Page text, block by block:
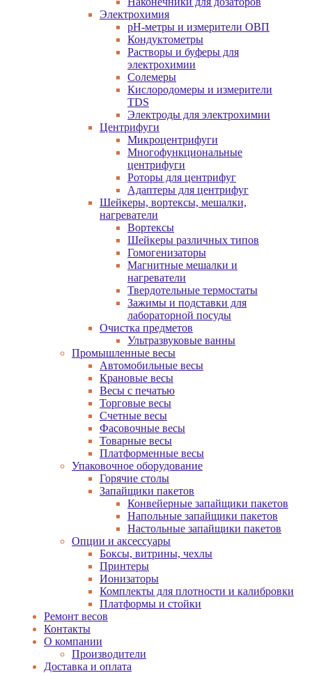
Электрохимия
pH-метры и измерители ОВП
Кондуктометры
Растворы и буферы для
электрохимии
Солемеры
Кислородомеры и измерители
TDS
Электроды для электрохимии
Центрифуги
Микроцентрифуги
Многофункциональные
центрифуги
Роторы для центрифуг
Адаптеры для центрифуг
Шейкеры, вортексы, мешалки,
нагреватели
Вортексы
Шейкеры различных типов
Гомогенизаторы
Магнитные мешалки и
нагреватели
Твердотельные термостаты
Зажимы и подставки для
лабораторной посуды
Очистка предметов
Ультразвуковые ванны
Промышленные весы
Автомобильные весы
Крановые весы
Весы с печатью
Торговые весы
Счетные весы
Фасовочные весы
Товарные весы
Платформенные весы
Упаковочное оборудование
Горячие столы
Запайщики пакетов
Конвейерные запайщики пакетов
Напольные запайщики пакетов
Настольные запайщики пакетов
Опции и аксессуары
Боксы, витрины, чехлы
Принтеры
Ионизаторы
Комплекты для плотности и калибровки
Платформы и стойки
Ремонт весов
Контакты
О компании
Производители
Доставка и оплата